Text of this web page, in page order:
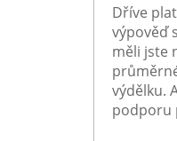
Dříve
výpověď
měli jste
výdělku.
podporu